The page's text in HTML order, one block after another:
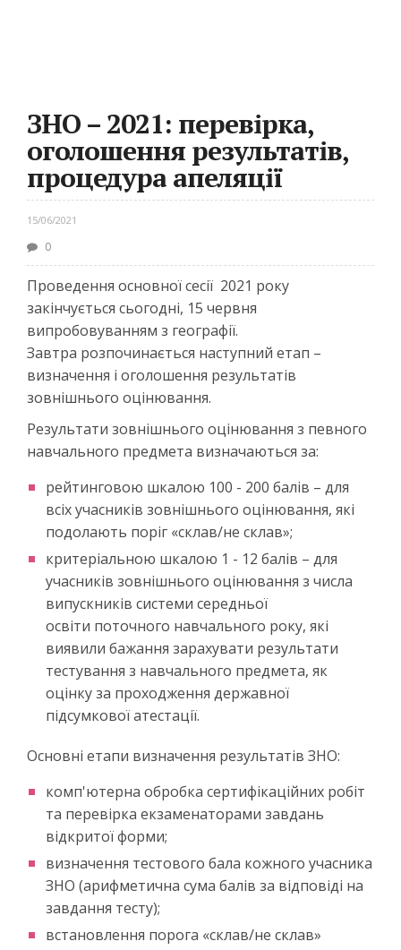
ЗНО – 2021: перевірка,
оголошення результатів,
процедура апеляції
15/06/2021
0
Проведення основної сесії 2021 року
закінчується сьогодні, 15 червня
випробовуванням з географії.
Завтра розпочинається наступний етап –
визначення і оголошення результатів
зовнішнього оцінювання.
Результати зовнішнього оцінювання з певного
навчального предмета визначаються за:
рейтинговою шкалою 100 - 200 балів – для
всіх учасників зовнішнього оцінювання, які
подолають поріг «склав/не склав»;
критеріальною шкалою 1 - 12 балів – для
учасників зовнішнього оцінювання з числа
випускників системи середньої
освіти поточного навчального року, які
виявили бажання зарахувати результати
тестування з навчального предмета, як
оцінку за проходження державної
підсумкової атестації.
Основні етапи визначення результатів ЗНО:
комп'ютерна обробка сертифікаційних робіт
та перевірка екзаменаторами завдань
відкритої форми;
визначення тестового бала кожного учасника
ЗНО (арифметична сума балів за відповіді на
завдання тесту);
встановлення порога «склав/не склав»